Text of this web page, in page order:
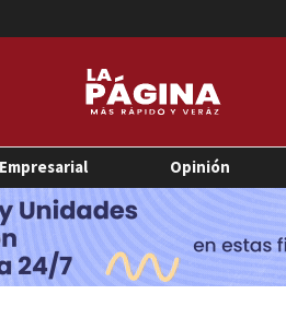
Empresarial Opinión